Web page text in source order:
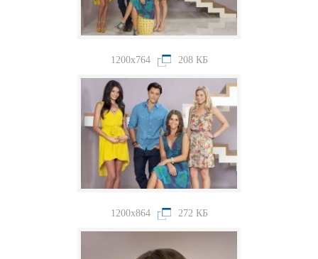
1200x764 208 КБ
1200x864 272 КБ